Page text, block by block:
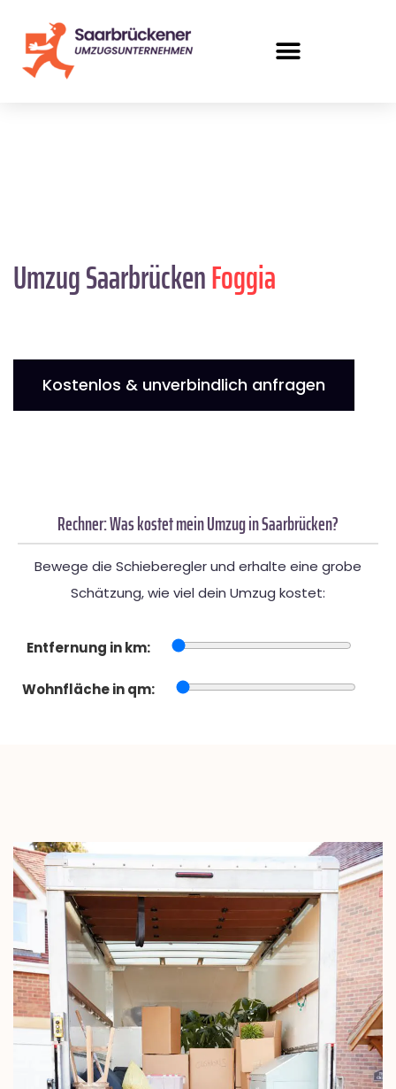
Umzug SaarbrückenFoggia
Kostenlos & unverbindlich anfragen
Rechner: Was kostet mein Umzug in Saarbrücken?
Bewege die Schieberegler und erhalte eine grobe
Schätzung, wie viel dein Umzug kostet:
Entfernung in km:
Wohnfläche in qm: